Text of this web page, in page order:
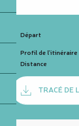
Informations pratiques
Départ
Profil de l’itinéraire
Distance
DocumentationTRACÉ DE